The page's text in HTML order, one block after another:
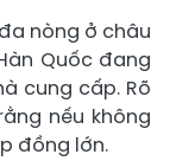
nòng ở châu
Quốc đang
cung cấp. Rõ
nếu không
đồng lớn.